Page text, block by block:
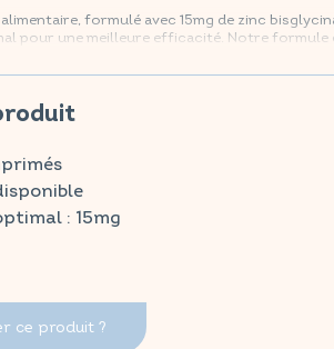
formulé avec 15mg de zinc
pour une meilleure efficacité. Notre
: 15mg
ce produit ?